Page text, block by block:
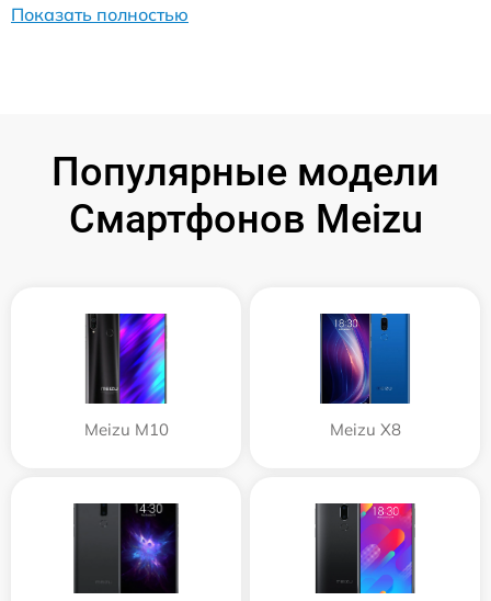
Показать полностью
Популярные модели
Смартфонов Meizu
Meizu M10 Meizu X8